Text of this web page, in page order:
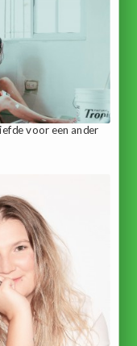
voor een ander